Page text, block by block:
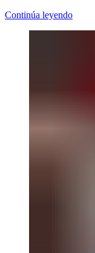
Continúa leyendo